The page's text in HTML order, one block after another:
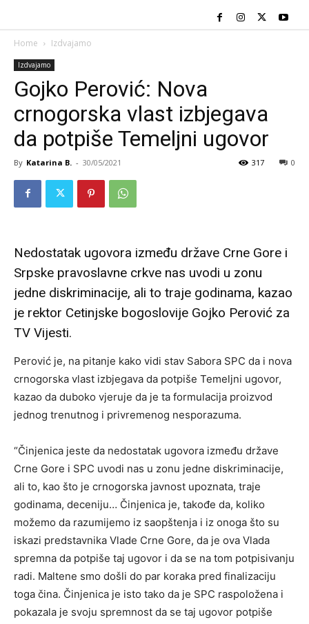
Home Izdvajamo
Izdvajamo
Gojko Perović: Nova
crnogorska vlast izbjegava
da potpiše Temeljni ugovor
By Katarina B. - 30/05/2021 0
317
Nedostatak ugovora između države Crne Gore i
Srpske pravoslavne crkve nas uvodi u zonu
jedne diskriminacije, ali to traje godinama, kazao
je rektor Cetinjske bogoslovije Gojko Perović za
TV Vijesti.
Perović je, na pitanje kako vidi stav Sabora SPC da i nova
crnogorska vlast izbjegava da potpiše Temeljni ugovor,
kazao da duboko vjeruje da je ta formulacija proizvod
jednog trenutnog i privremenog nesporazuma.
“Činjenica jeste da nedostatak ugovora između države
Crne Gore i SPC uvodi nas u zonu jedne diskriminacije,
ali to, kao što je crnogorska javnost upoznata, traje
godinama, deceniju… Činjenica je, takođe da, koliko
možemo da razumijemo iz saopštenja i iz onoga što su
iskazi predstavnika Vlade Crne Gore, da je ova Vlada
spremna da potpiše taj ugovor i da se na tom potpisivanju
radi. Maltene smo došli do par koraka pred finalizaciju
toga čina. Činjenica je isto tako da je SPC raspoložena i
pokazala je svoju spremnost da se taj ugovor potpiše